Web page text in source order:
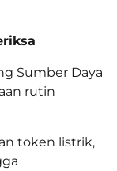
Sumber Daya
rutin
token listrik,